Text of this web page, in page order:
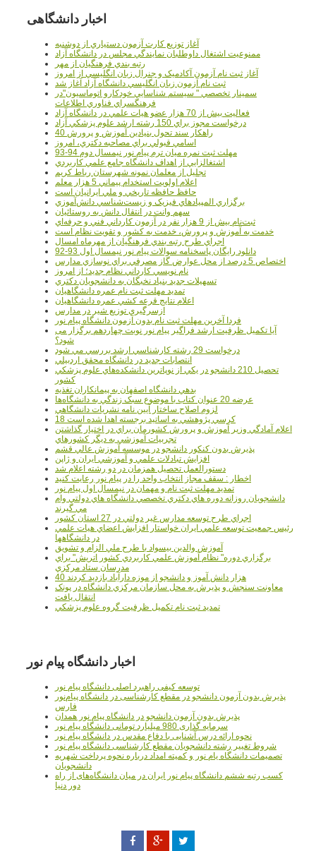
اخبار دانشگاهی
آغاز توزيع کارت آزمون دستياري از دوشنبه
ممنوعيت اشتغال داوطلبان نمايندگي مجلس در دانشگاه آزاد
رتبه بندي فرهنگيان از مهر
آغاز ثبت نام آزمون آکادميک و جنرال زبان انگليسي از امروز
ثبت نام آزمون زبان انگليسي دانشگاه آزاد آغاز شد
سمينار تخصصي " سيستم شناسايي خودکارو اتوماسيون"در
فرهنگسراي فناوري اطلاعات
فعاليت بيش از 70 هزار عضو هيات علمي در دانشگاه آزاد
درخواست مجوز براي 150 رشته ارشد علوم پزشکي آزاد
40 راهکار سند تحول بنيادين آموزش و پرورش
اسامي قبولي براي مصاحبه دکتري، امروز
مهلت ثبت نمره میان ترم پیام نور نیمسال دوم 94-93
اشتغالزايي از اهداف دانشگاه جامع علمي کاربردي
تجليل از معلمان نمونه شهرستان رباط کريم
اعلام اولويت استخدام پيماني 5 هزار معلم
حافظ حافظه تاريخي و ملي ايرانيان است
برگزاري المپيادهاي فيزيک و زيست‌شناسي دانش‌آموزي
سهم وانت در انتقال دانش به روستائيان
ثبت‌نام بيش از 9 هزار نفر در آزمون کارداني فني و حرفه‌اي
خدمت به آموزش و پرورش، خدمت به کشور و تقويت نظام است
اجراي طرح رتبه بندي فرهنگيان از مهرماه امسال
دانلود رایگان پاسخنامه سوالات پیام نور نیمسال اول 93-92
اختصاص 5 درصد از محل عوارض گاز مصرفي براي نوسازي مدارس
نام نويسي کارداني نظام جديد؛ از امروز
تسهيلات جديد بنياد نخبگان به دانشجويان دکتري
تمديد مهلت ثبت نام عمره دانشگاهيان
اعلام نتايج قرعه کشي عمره دانشگاهيان
ازسرگيري توزيع شير در مدارس
فردا آخرین مهلت ثبت نام بدون آزمون دانشگاه پیام نور
آیا تکمیل ظرفیت ارشد فراگیر پیام نور نوبت چهاردهم برگزار می
شود؟
درخواست 29 رشته کارشناسي ارشد بررسي مي شود
انتصابات جديد در دانشگاه محقق اردبيلي
تحصيل 210 دانشجو در يکي از نوپاترين دانشکده‌هاي علوم پزشکي
کشور
بدهي دانشگاه اصفهان به پيمانکاران تغذيه
عرضه 20 عنوان کتاب با موضوع سبک زندگي به دانشگاه‌ها
لزوم اصلاح ساختار آيين نامه نشريات دانشگاهي
18 کرسي پژوهشي به اساتيد برجسته اهدا شده است
اعلام آمادگي وزير آموزش و پرورش کشورمان براي در اختيار گذاشتن
تجربيات آموزشي به ديگر کشورهاي
پذيرش بدون کنکور دانشجو در موسسه آموزش عالي قشم
افزايش تبادلات علمي و آموزشي ايران و ژاپن
دستورالعمل تحصیل همزمان در دو رشته اعلام شد
اخطار : سقف مجاز انتخاب واحد را در پیام نور رعایت کنید
تمدید مهلت ثبت نام و مهمان در نیمسال اول پیام نور
دانشجويان روزانه دوره هاي دكتري تخصصي دانشگاه هاي دولتي وام
مي گيرند
اجراي طرح توسعه مدارس غير دولتي در 27 استان کشور
رئيس جمعيت توسعه علمي ايران خواستار افزايش اعضاي هيات علمي
در دانشگاهها
آموزش والدين بيسواد با طرح ملي الزام و تشويق
برگزاري دوره" نظام آموزش علمي كاربردي كشور اتريش" براي
مدرسان ستاد مرکزي
40 هزار دانش آموز و دانشجو از موزه دارآباد بازديد کردند
معاونت سنجش و پذيرش به محل سازمان مرکزي دانشگاه در پونک
انتقال يافت
تمديد ثبت نام تکميل ظرفيت گروه علوم پزشکي
اخبار دانشگاه پیام نور
توسعه کیفی راهبرد اصلی دانشگاه پیام نور
پذیرش بدون آزمون دانشجو در مقطع کارشناسی در دانشگاه پیام‌نور
فارس
پذیرش بدون آزمون دانشجو در دانشگاه پیام نور همدان
سرمایه گذاری 980 میلیارد تومانی دانشگاه پیام نور
نحوه ارائه درس آشنایی با دفاع مقدس در دانشگاه پیام نور
شروط تغییر رشته دانشجویان مقطع کارشناسی دانشگاه پیام نور
تصمیمات دانشگاه یام نور و کمیته امداد درباره نحوه پرداخت شهریه
دانشجویان
کسب رتبه ششم دانشگاه پیام نور ایران در میان دانشگاه‌های از راه
دور دنیا